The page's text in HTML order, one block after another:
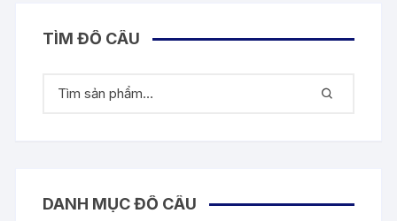
TÌM ĐỒ CÂU
DANH MỤC ĐỒ CÂU